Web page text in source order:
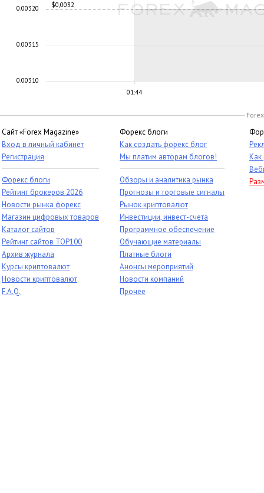
01:44
$0,0032
0.00310
0.00315
0.00320
Сайт «Forex Magazine»
Вход в личный кабинет
Регистрация
Форекс блоги
Рейтинг брокеров 2026
Новости рынка форекс
Магазин цифровых товаров
Каталог сайтов
Рейтинг сайтов TOP100
Архив журнала
Курсы криптовалют
Новости криптовалют
F.A.Q.
Форекс блоги
Как создать форекс блог
Мы платим авторам блогов!
Обзоры и аналитика рынка
Прогнозы и торговые сигналы
Рынок криптовалют
Инвестиции, инвест-счета
Программное обеспечение
Обучающие материалы
Платные блоги
Анонсы мероприятий
Новости компаний
Прочее
Как